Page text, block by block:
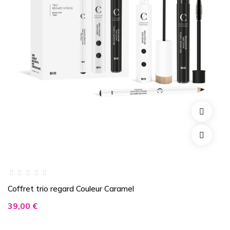
Coffret trio regard Couleur Caramel
Prix
39,00 €